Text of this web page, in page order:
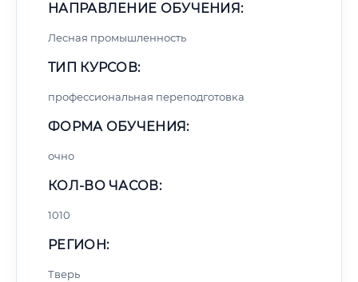
НАПРАВЛЕНИЕ ОБУЧЕНИЯ:
Лесная промышленность
ТИП КУРСОВ:
профессиональная переподготовка
ФОРМА ОБУЧЕНИЯ:
очно
КОЛ-ВО ЧАСОВ:
1010
РЕГИОН:
Тверь